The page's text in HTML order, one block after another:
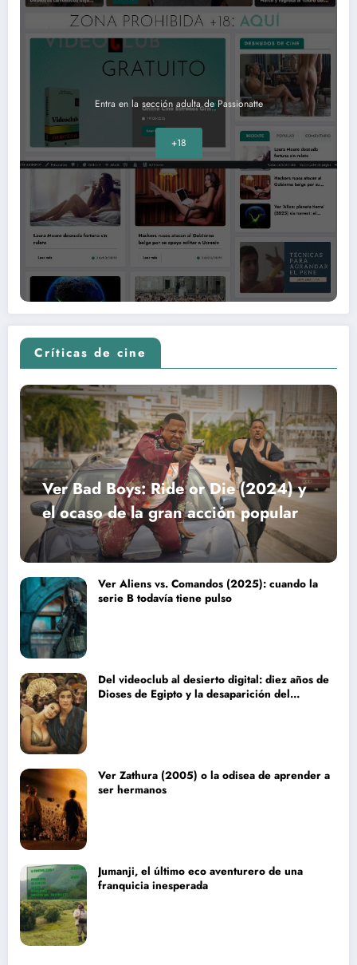
Entra en la sección adulta de Passionatte
+18
Críticas de cine
Ver Bad Boys: Ride or Die (2024) y
el ocaso de la gran acción popular
Ver Aliens vs. Comandos (2025): cuando la
serie B todavía tiene pulso
Del videoclub al desierto digital: diez años de
Dioses de Egipto y la desaparición del
Ver Zathura (2005) o la odisea de aprender a
ser hermanos
Jumanji, el último eco aventurero de una
franquicia inesperada